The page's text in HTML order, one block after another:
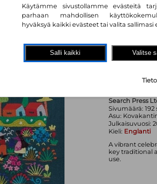
The
Vibrant
and
Gimena
35,40 €
Search Press
Sivumäärä: 192
Asu:
Julkaisuvuosi:
Kieli: Englanti
A vibrant
key traditional
use.
Käytämme sivustollamme evästeitä
parhaan mahdollisen
hyväksyä kaikki evästeet tai valita sallimasi
Salli kaikki Valitse